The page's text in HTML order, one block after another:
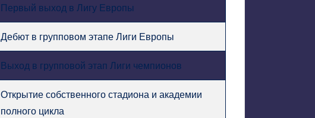
Первый выход в Лигу Европы
Дебют в групповом этапе Лиги Европы
Выход в групповой этап Лиги чемпионов
Открытие собственного стадиона и академии
полного цикла